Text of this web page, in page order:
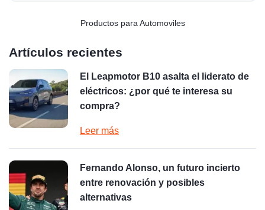
Productos para Automoviles
Artículos recientes
El Leapmotor B10 asalta el liderato de
eléctricos: ¿por qué te interesa su
compra?
Leer más
Fernando Alonso, un futuro incierto
entre renovación y posibles
alternativas